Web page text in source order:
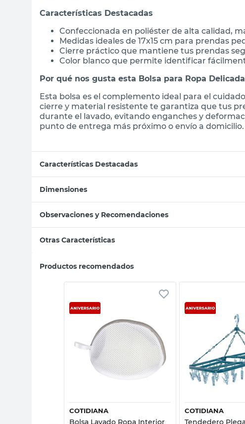
Características Destacadas
Confeccionada en poliéster de alta calidad,
Medidas ideales de 17x15 cm para prendas
Cierre práctico que mantiene tus prendas
Color blanco que permite identificar
Por qué nos gusta esta Bolsa para Ropa Delicada
Esta bolsa es el complemento ideal para el
cierre y material resistente te garantiza que tus
durante el lavado, evitando enganches y
punto de entrega más próximo o envío a domicilio.
Características Destacadas
Dimensiones
Observaciones y Recomendaciones
Otras Características
Productos recomendados
Vista rápida
COTIDIANA
Bolsa Lavado Ropa Interior
Vista
COTIDIANA
Tendedero